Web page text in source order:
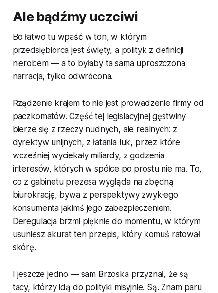
Ale bądźmy uczciwi
Bo łatwo tu wpaść w ton, w którym
przedsiębiorca jest święty, a polityk z definicji
nierobem — a to byłaby ta sama uproszczona
narracja, tylko odwrócona.
Rządzenie krajem to nie jest prowadzenie firmy od
paczkomatów. Część tej legislacyjnej gęstwiny
bierze się z rzeczy nudnych, ale realnych: z
dyrektyw unijnych, z łatania luk, przez które
wcześniej wyciekały miliardy, z godzenia
interesów, których w spółce po prostu nie ma. To,
co z gabinetu prezesa wygląda na zbędną
biurokrację, bywa z perspektywy zwykłego
konsumenta jakimś jego zabezpieczeniem.
Deregulacja brzmi pięknie do momentu, w którym
usuniesz akurat ten przepis, który komuś ratował
skórę.
I jeszcze jedno — sam Brzoska przyznał, że są
tacy, którzy idą do polityki misyjnie. Są. Znam paru